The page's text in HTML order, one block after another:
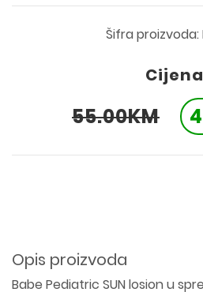
Šifra proizvoda:
55.00KM
Opis proizvoda
Babe Pediatric SUN losion u